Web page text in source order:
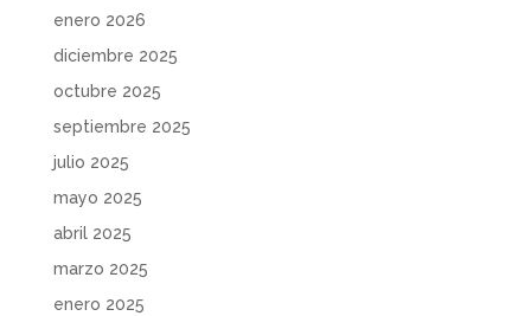
enero 2026
diciembre 2025
octubre 2025
septiembre 2025
julio 2025
mayo 2025
abril 2025
marzo 2025
enero 2025